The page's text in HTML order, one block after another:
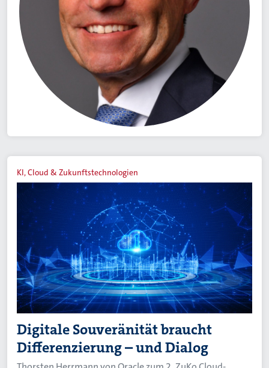
KI, Cloud & Zukunftstechnologien
Digitale Souveränität braucht
Differenzierung – und Dialog